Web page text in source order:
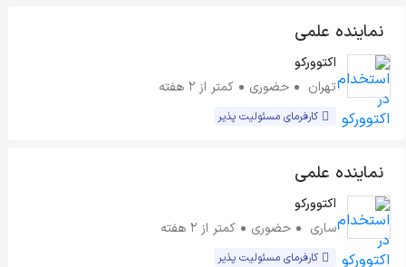
نماینده علمی
اکتوورکو
تهران
حضوری کمتر از ۲ هفته
کارفرمای مسئولیت پذیر
نماینده علمی
اکتوورکو
ساری
حضوری کمتر از ۲ هفته
کارفرمای مسئولیت پذیر